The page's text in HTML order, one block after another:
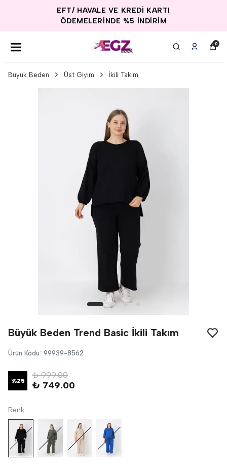
EFT/ HAVALE VE KREDİ KARTI
ÖDEMELERİNDE %5 İNDİRİM
0
Büyük Beden Üst Giyim İkili Takım
Büyük Beden Trend Basic İkili Takım
Ürün Kodu: 99939-8562
%25
₺ 999.00
₺ 749.00
Renk